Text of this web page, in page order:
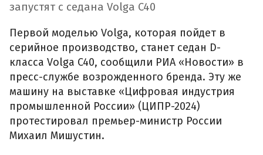
запустят с седана Volga C40
Первой моделью Volga, которая пойдет в
серийное производство, станет седан D-
класса Volga C40, сообщили РИА «Новости» в
пресс-службе возрожденного бренда. Эту же
машину на выставке «Цифровая индустрия
промышленной России» (ЦИПР-2024)
протестировал премьер-министр России
Михаил Мишустин.